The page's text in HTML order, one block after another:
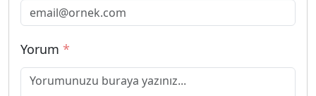
Yorum *